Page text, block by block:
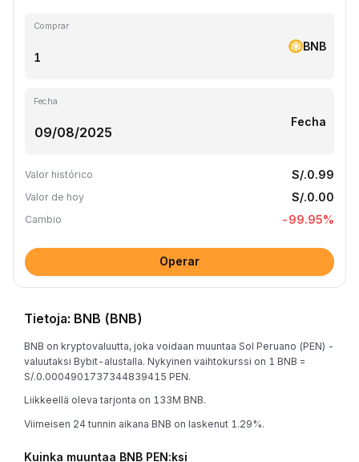
Comprar
BNB
Fecha
Fecha
Valor histórico S/.0.99
Valor de hoy S/.0.00
Cambio -99.95%
Operar
Tietoja: BNB (BNB)
BNB on kryptovaluutta, joka voidaan muuntaa Sol Peruano (PEN) -
valuutaksi Bybit-alustalla. Nykyinen vaihtokurssi on 1 BNB =
S/.0.0004901737344839415 PEN.
Liikkeellä oleva tarjonta on 133M BNB.
Viimeisen 24 tunnin aikana BNB on laskenut 1.29%.
Kuinka muuntaa BNB PEN:ksi